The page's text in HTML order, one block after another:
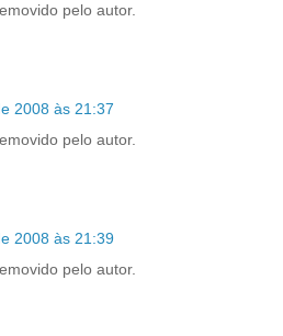
pelo autor.
2008 às 21:37
pelo autor.
2008 às 21:39
pelo autor.